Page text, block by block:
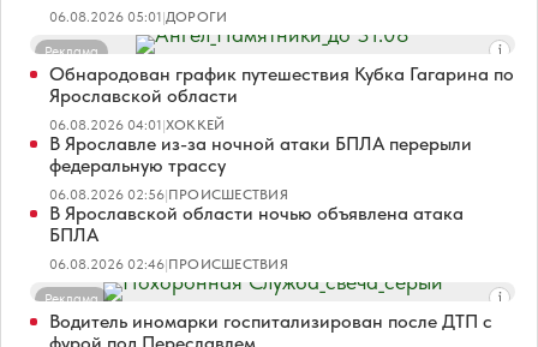
06.08.2026 05:01|ДОРОГИ
Реклама
Обнародован график путешествия Кубка Гагарина по
Ярославской области
06.08.2026 04:01|ХОККЕЙ
В Ярославле из-за ночной атаки БПЛА перерыли
федеральную трассу
06.08.2026 02:56|ПРОИСШЕСТВИЯ
В Ярославской области ночью объявлена атака
БПЛА
06.08.2026 02:46|ПРОИСШЕСТВИЯ
Реклама
Водитель иномарки госпитализирован после ДТП с